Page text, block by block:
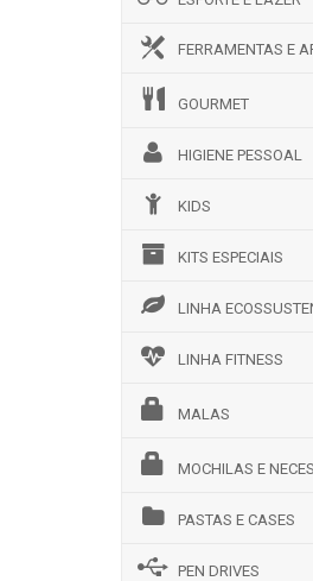
FERRAMENTAS E
GOURMET
HIGIENE PESSOAL
KIDS
KITS ESPECIAIS
LINHA
LINHA FITNESS
MALAS
MOCHILAS E
PASTAS E CASES
PEN DRIVES